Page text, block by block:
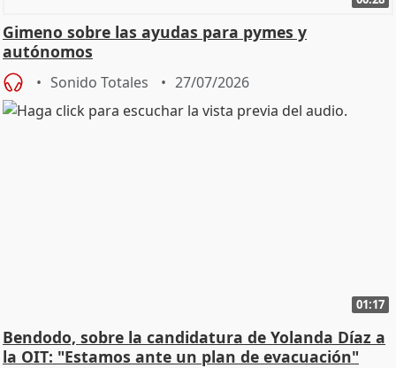
Gimeno sobre las ayudas para pymes y
autónomos
Sonido Totales 27/07/2026
01:17
Bendodo, sobre la candidatura de Yolanda Díaz a
la OIT: "Estamos ante un plan de evacuación"